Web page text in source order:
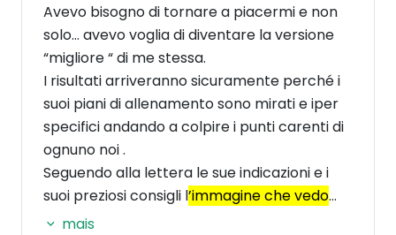
Avevo bisogno di tornare a piacermi e non
solo… avevo voglia di diventare la versione
“migliore “ di me stessa.
I risultati arriveranno sicuramente perché i
suoi piani di allenamento sono mirati e iper
specifici andando a colpire i punti carenti di
ognuno noi .
Seguendo alla lettera le sue indicazioni e i
suoi preziosi consigli l’immagine che vedo
riflessa nello specchio inizia a piacermi
mais